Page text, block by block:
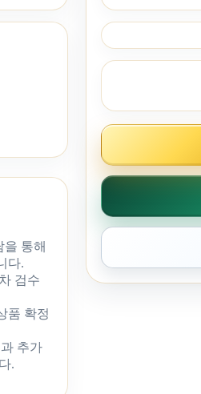
을 통해
다.
검수
품 확정
추가
.